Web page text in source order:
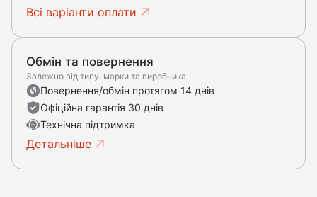
Всі варіанти оплати
Обмін та повернення
Залежно від типу, марки та виробника
Повернення/обмін протягом 14 днів
Офіційна гарантія 30 днів
Технічна підтримка
Детальніше